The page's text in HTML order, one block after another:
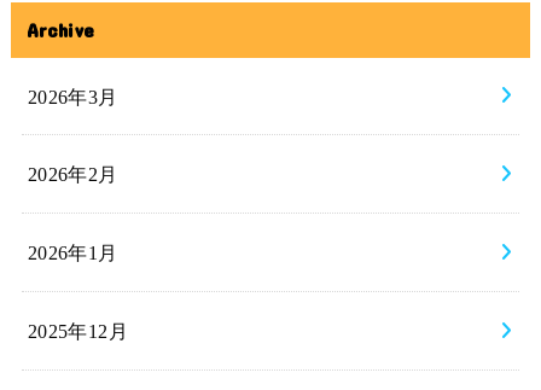
Archive
2026年3月
2026年2月
2026年1月
2025年12月